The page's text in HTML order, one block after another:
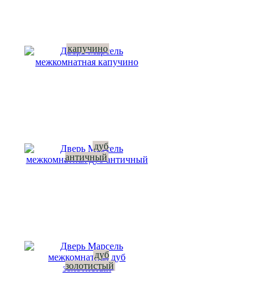
капучино
дуб
античный
дуб
золотистый